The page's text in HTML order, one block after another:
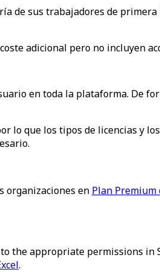
de sus trabajadores de
adicional pero no incluyen
en toda la plataforma. De
lo que los tipos de licencias y
organizaciones en Plan
the appropriate permissions in
.